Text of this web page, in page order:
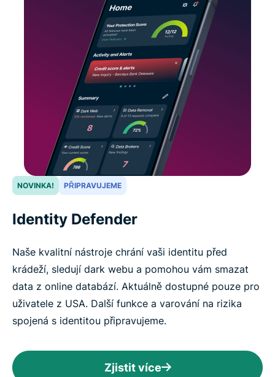
NOVINKA! PŘIPRAVUJEME
Identity Defender
Naše kvalitní nástroje chrání vaši identitu před
krádeží, sledují dark webu a pomohou vám smazat
data z online databází. Aktuálně dostupné pouze pro
uživatele z USA. Další funkce a varování na rizika
spojená s identitou připravujeme.
Zjistit více